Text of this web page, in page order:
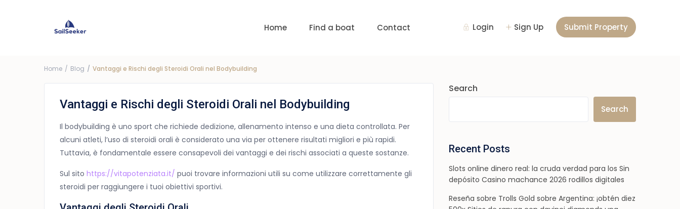
Login Sign Up Submit Property
Home Find a boat Contact
USD 0 to USD 6,000
Home Blog Vantaggi e Rischi degli Steroidi Orali nel Bodybuilding
Vantaggi e Rischi degli Steroidi Orali nel Bodybuilding
Il bodybuilding è uno sport che richiede dedizione, allenamento intenso e una dieta controllata. Per
alcuni atleti, l’uso di steroidi orali è considerato una via per ottenere risultati migliori e più rapidi.
Tuttavia, è fondamentale essere consapevoli dei vantaggi e dei rischi associati a queste sostanze.
Sul sito https://vitapotenziata.it/ puoi trovare informazioni utili su come utilizzare correttamente gli
steroidi per raggiungere i tuoi obiettivi sportivi.
Search
Search
Recent Posts
Slots online dinero real: la cruda verdad para los Sin
depósito Casino machance 2026 rodillos digitales
Reseña sobre Trolls Gold sobre Argentina: ¡obtén diez